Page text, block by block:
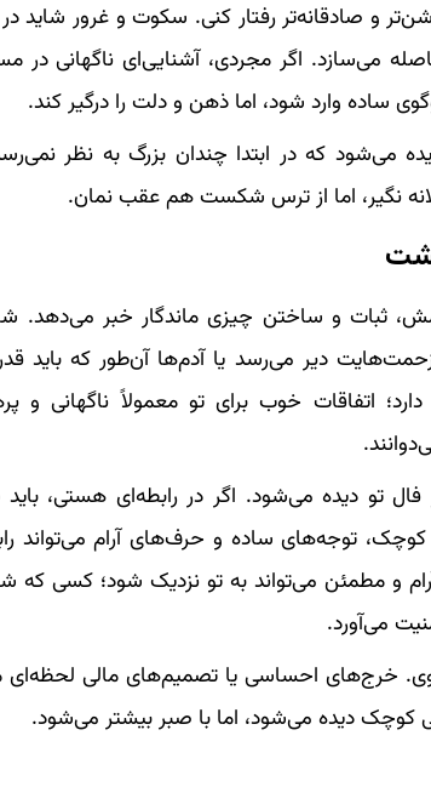
و صادقانه‌تر رفتار کنی. سکوت و غرور شاید
می‌سازد. اگر مجردی، آشنایی‌ای ناگهانی در
ساده وارد شود، اما ذهن و دلت را درگیر کند.
می‌شود که در ابتدا چندان بزرگ به نظر
نگیر، اما از ترس شکست هم عقب نمان.
ثبات و ساختن چیزی ماندگار خبر می‌دهد.
دیر می‌رسد یا آدم‌ها آن‌طور که باید قدر
اتفاقات خوب برای تو معمولاً ناگهانی و
تو دیده می‌شود. اگر در رابطه‌ای هستی، باید
توجه‌های ساده و حرف‌های آرام می‌تواند
و مطمئن می‌تواند به تو نزدیک شود؛ کسی که
می‌آورد.
خرج‌های احساسی یا تصمیم‌های مالی
کوچک دیده می‌شود، اما با صبر بیشتر می‌شود.